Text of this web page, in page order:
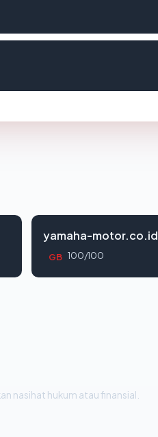
yamaha-motor.co.id
GB 100/100
nasihat hukum atau finansial.